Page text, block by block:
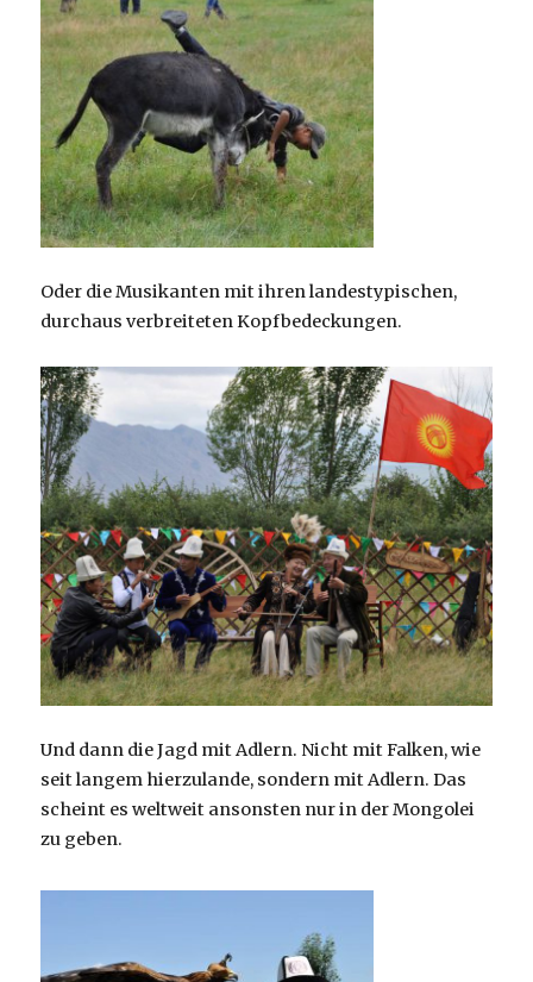
Oder die Musikanten mit ihren landestypischen,
durchaus verbreiteten Kopfbedeckungen.
Und dann die Jagd mit Adlern. Nicht mit Falken, wie
seit langem hierzulande, sondern mit Adlern. Das
scheint es weltweit ansonsten nur in der Mongolei
zu geben.